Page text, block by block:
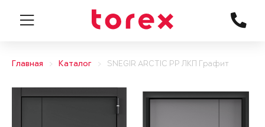
Главная Каталог SNEGIR ARCTIC PP ЛКП Графит